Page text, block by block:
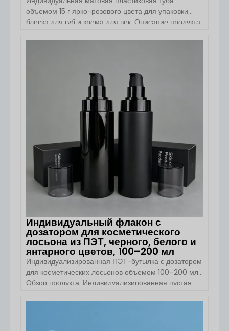
объемом 15 г ярко-розового цвета для упаковки
блеска для губ и крема для век. Описание продукта.
розового цвета — это легкое и практичное решение
век, лосьона и других косметических продуктов.
Изготовленная из высококачественного
полиэтилена, эта туба-дозатор обладает
превосходной гибкостью, […]
Индивидуальный флакон с
дозатором для косметического
лосьона из ПЭТ, черного, белого и
янтарного цветов, 100–200 мл
Индивидуализированная ПЭТ-бутылка с дозатором
для косметических лосьонов объемом 100–200 мл.
Обзор продукта. Индивидуализированная пустая
лосьонов от компании Boyu Packaging